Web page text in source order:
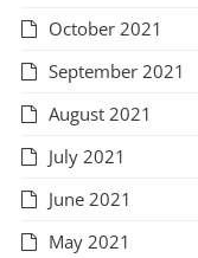
October 2021
September 2021
August 2021
July 2021
June 2021
May 2021